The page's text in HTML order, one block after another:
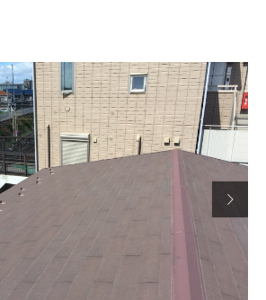
